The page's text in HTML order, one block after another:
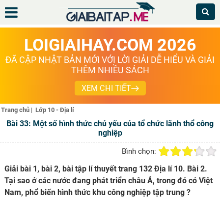
LOIGIAIHAY.COM 2026
ĐÃ CẬP NHẬT BẢN MỚI VỚI LỜI GIẢI DỄ HIỂU VÀ GIẢI
THÊM NHIỀU SÁCH
XEM CHI TIẾT
Trang chủ | Lớp 10 - Địa lí
Bài 33: Một số hình thức chủ yếu của tổ chức lãnh thổ công
nghiệp
Bình chọn:
Giải bài 1, bài 2, bài tập lí thuyết trang 132 Địa lí 10. Bài 2.
Tại sao ở các nước đang phát triển châu Á, trong đó có Việt
Nam, phổ biến hình thức khu công nghiệp tập trung ?